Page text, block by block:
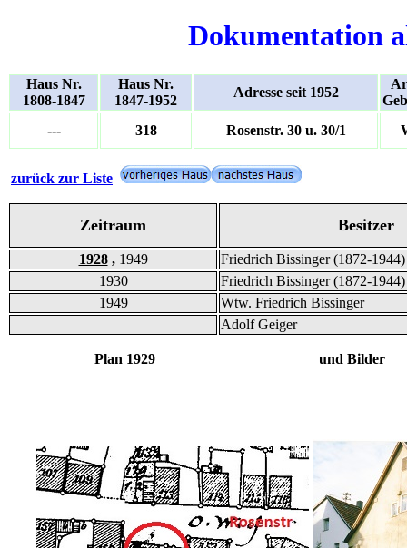
Dokumentation
Haus Nr.
1808-1847
Haus Nr.
1847-1952
Adresse seit 1952
---
318 Rosenstr. 30 u. 30/1
zurück zur Liste
Zeitraum Besitzer
1928, 1949
Friedrich Bissinger (1872-1944)
1930
Friedrich Bissinger (1872-1944)
1949
Wtw. Friedrich Bissinger
Adolf Geiger
Plan 1929 und Bilder